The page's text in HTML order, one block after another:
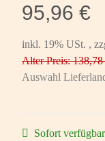
95,96 €
inkl. 19% USt. ,
Alter Preis: 138,78
Auswahl
Sofort verfügbar